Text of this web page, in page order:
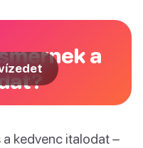
a
kedvenc italodat –